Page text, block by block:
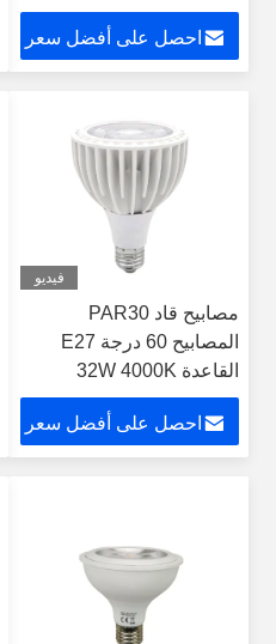
في الداخل
احصل على أفضل سعر
فيديو
مصابيح قاد PAR30
المصابيح 60 درجة E27
القاعدة 32W 4000K
الطبيعة البيضاء 3200LM
مصباحاحصل على أفضل سعر